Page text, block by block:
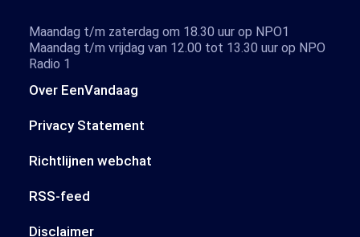
Over EenVandaag
Privacy Statement
Richtlijnen webchat
RSS-feed
Disclaimer
Maandag t/m zaterdag om 18.30 uur op NPO1
Maandag t/m vrijdag van 12.00 tot 13.30 uur op NPO
Radio 1